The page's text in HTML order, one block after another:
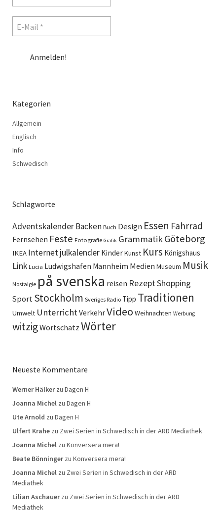
Kategorien
Allgemein
Englisch
Info
Schwedisch
Schlagworte
AdventskalenderBacken Buch Design Essen Fahrrad
Fernsehen Feste Fotografie Grafik GrammatikGöteborg
IKEA Internetjulkalender KinderKunst Kurs Königshaus
Link Lucia Ludwigshafen Mannheim Medien Museum Musik
Nostalgie på svenska reisen RezeptShopping
Sport Stockholm Sveriges Radio Tipp Traditionen
Umwelt UnterrichtVerkehrVideo Weihnachten Werbung
witzigWortschatz Wörter
Neueste Kommentare
Werner Hälkerzu Dagen H
Joanna Michel zu Dagen H
Ute Arnold zu Dagen H
Ulfert Krahe zu Zwei Serien in Schwedisch in der ARD Mediathek
Joanna Michel zu Konversera mera!
Beate Bönningerzu Konversera mera!
Joanna Michel zu Zwei Serien in Schwedisch in der ARD
Mediathek
Lilian Aschauerzu Zwei Serien in Schwedisch in der ARD
Mediathek